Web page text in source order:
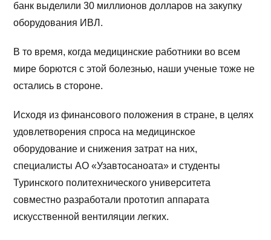
банк выделили 30 миллионов долларов на закупку
оборудования ИВЛ.
В то время, когда медицинские работники во всем
мире борются с этой болезнью, наши ученые тоже не
остались в стороне.
Исходя из финансового положения в стране, в целях
удовлетворения спроса на медицинское
оборудование и снижения затрат на них,
специалисты АО «Узавтосаноата» и студенты
Туринского политехнического университета
совместно разработали прототип аппарата
искусственной вентиляции легких.